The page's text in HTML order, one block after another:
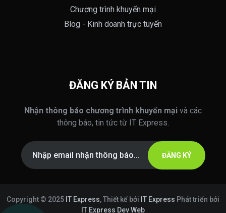
Chương trình khuyến mại
Blog - Kinh doanh trực tuyến
ĐĂNG KÝ BẢN TIN
Nhận thông báo chương trình khuyến mại và các
thông báo, tin tức từ IT Express.
ĐĂNG KÝ
Copyright © 2025 IT Express, Thiết kế bởi IT Express Phát triển bởi
IT Express Dev Web